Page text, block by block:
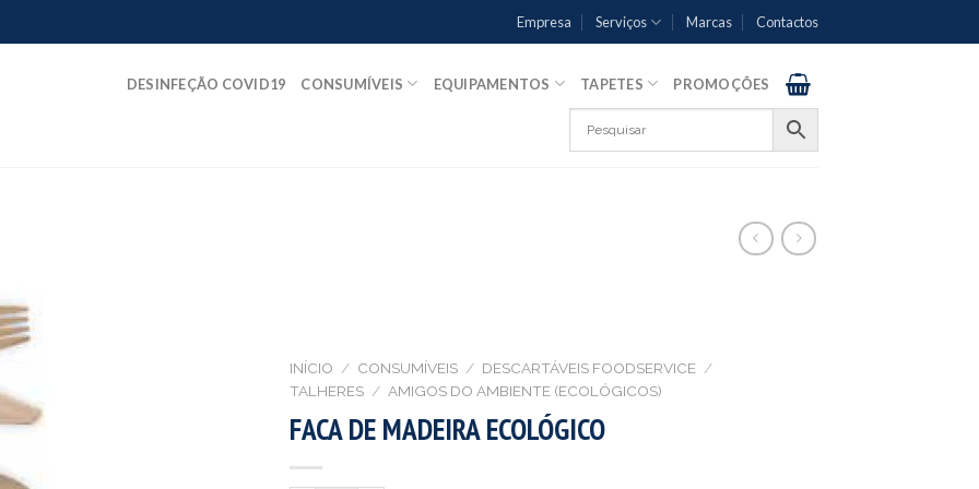
Empresa Serviços Marcas Contactos
DESINFEÇÃO COVID19 CONSUMÍVEIS EQUIPAMENTOS TAPETES PROMOÇÕES
INÍCIO / CONSUMÍVEIS / DESCARTÁVEIS FOODSERVICE /
TALHERES / AMIGOS DO AMBIENTE (ECOLÓGICOS)
FACA DE MADEIRA ECOLÓGICO